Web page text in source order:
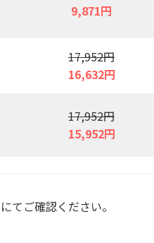
9,871円
17,952円
16,632円
17,952円
15,952円
にてご確認ください。